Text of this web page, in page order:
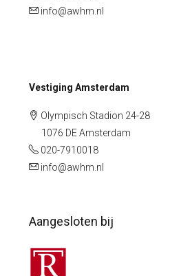
info@awhm.nl
Vestiging Amsterdam
Olympisch Stadion 24-28
1076 DE Amsterdam
020-7910018
info@awhm.nl
Aangesloten bij